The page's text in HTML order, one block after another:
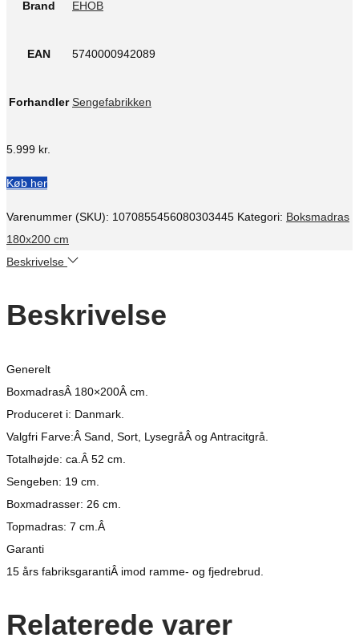
Brand EHOB
EAN 5740000942089
Forhandler Sengefabrikken
5.999 kr.
Køb her
Varenummer (SKU): 1070855456080303445 Kategori: Boksmadras
180x200 cm
Beskrivelse
Beskrivelse
Generelt
BoxmadrasÂ 180×200Â cm.
Produceret i: Danmark.
Valgfri Farve:Â Sand, Sort, LysegråÂ og Antracitgrå.
Totalhøjde: ca.Â 52 cm.
Sengeben: 19 cm.
Boxmadrasser: 26 cm.
Topmadras: 7 cm.Â
Garanti
15 års fabriksgarantiÂ imod ramme- og fjedrebrud.
Relaterede varer